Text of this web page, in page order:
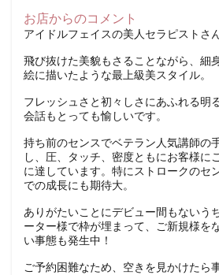
お店からのコメント
アイドルフェイスの美人セラピストさ
飛び抜けた美貌もさることながら、細
絵に描いたような最上級美スタイル。
フレッシュさと初々しさにあふれる明
会話もとっても愉しいです。
持ち前のセンスでベテラン人気講師の
し、圧、タッチ、密度ともにお客様に
に達しています。特にストロークのセ
での成長にも期待大。
ありがたいことにデビュー間もないう
ーター様で枠が埋まって、ご新規様を
い事態も発生中！
ご予約困難なため、空きを見かけたら